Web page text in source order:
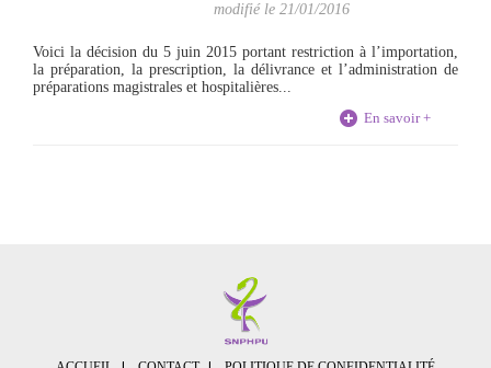
modifié le 21/01/2016
Voici la décision du 5 juin 2015 portant restriction à l’importation,
la préparation, la prescription, la délivrance et l’administration de
préparations magistrales et hospitalières...
En savoir +